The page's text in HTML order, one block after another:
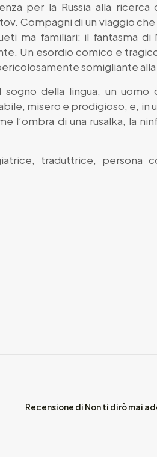
per la Russia alla ricerca
Compagni di un viaggio
ma familiari: il fantasma di
Un esordio comico e
somigliante alla
della lingua, un uomo
misero e prodigioso, e, in
l’ombra di una rusalka, la
traduttrice, persona
Recensione di Non ti dirò mai